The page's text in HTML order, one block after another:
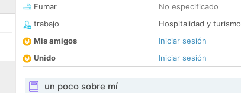
Fumar
No especificado
trabajo
Hospitalidad y turismo
Mis amigos
Iniciar sesión
Unido
Iniciar sesión
un poco sobre mí